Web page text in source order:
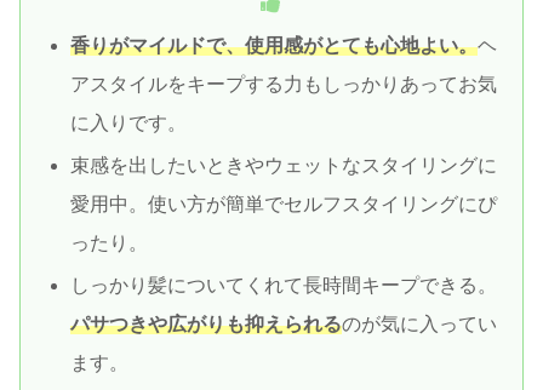
香りがマイルドで、使用感がとても心地よい。ヘ
アスタイルをキープする力もしっかりあってお気
に入りです。
束感を出したいときやウェットなスタイリングに
愛用中。使い方が簡単でセルフスタイリングにぴ
ったり。
しっかり髪についてくれて長時間キープできる。
パサつきや広がりも抑えられるのが気に入ってい
ます。